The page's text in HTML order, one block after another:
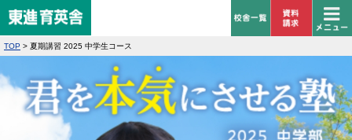
TOP > 夏期講習 2025 中学生コース